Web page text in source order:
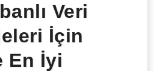
Veri
İçin
En İyi